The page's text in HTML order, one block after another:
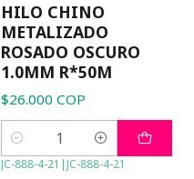
HILO CHINO
METALIZADO
ROSADO OSCURO
1.0MM R*50M
$26.000 COP
Cantidad
JC-888-4-21 |JC-888-4-21